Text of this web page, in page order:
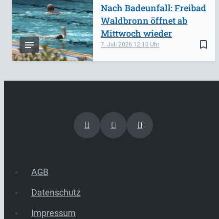
bookmark_border
7. Juli 2026 12:10
Nach Badeunfall: Freibad
Waldbronn öffnet ab
Mittwoch wieder
AGB
Datenschutz
Impressum